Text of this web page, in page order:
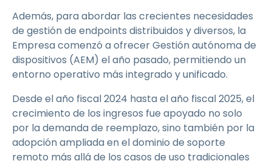
Además, para abordar las crecientes necesidades
de gestión de endpoints distribuidos y diversos, la
Empresa comenzó a ofrecer Gestión autónoma de
dispositivos (AEM) el año pasado, permitiendo un
entorno operativo más integrado y unificado.
Desde el año fiscal 2024 hasta el año fiscal 2025, el
crecimiento de los ingresos fue apoyado no solo
por la demanda de reemplazo, sino también por la
adopción ampliada en el dominio de soporte
remoto más allá de los casos de uso tradicionales